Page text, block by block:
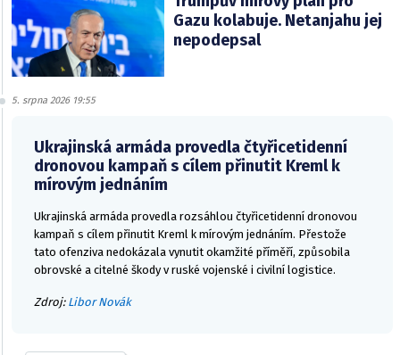
Gazu kolabuje. Netanjahu jej
nepodepsal
5. srpna 2026 19:55
Ukrajinská armáda provedla čtyřicetidenní
dronovou kampaň s cílem přinutit Kreml k
mírovým jednáním
Ukrajinská armáda provedla rozsáhlou čtyřicetidenní dronovou
kampaň s cílem přinutit Kreml k mírovým jednáním. Přestože
tato ofenziva nedokázala vynutit okamžité příměří, způsobila
obrovské a citelné škody v ruské vojenské i civilní logistice.
Zdroj: Libor Novák